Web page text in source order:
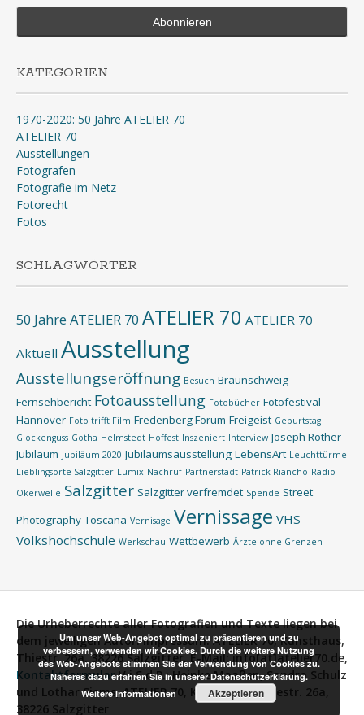
KATEGORIEN
1970-2020: 50 Jahre ATELIER 70
ATELIER 70
Ausstellungen
Fotografen
Fotografie im Netz
Fotorecht
Fotos
SCHLAGWÖRTER
50 Jahre ATELIER 70 ATELIER 70 ATELIER 70
Aktuell Ausstellung
Ausstellungseröffnung Besuch Braunschweig
Fernsehbericht Fotoausstellung Fotobücher Fotofestival
Hannover Foto trifft Film Fredenberg Forum Freigeist Geburtstag
Glockenguss Gotha Helmstedt Hoffest Inszeniert Interview Joseph Röther
Jubiläum Jubiläum 2020 Jubiläumsausstellung LebensArt Leuchttürme
Lieblingsorte Salzgitter Lumix Nachruf Partnerstadt Patrick Riancho Radio
Okerwelle Salzgitter Salzgitter verfremdet Spende Street
Photography Toscana Vernisage Vernissage VHS
Volkshochschule Werkschau Wettbewerb Ärzte ohne Grenzen
Die Urheberrechte aller Fotografien und Texte liegen bei
dem jeweiligen Autor.Impressum: ATELIER 70, Kunsthaus,
Thiestr. 26a, 38226 Salzgitter, E-Mail: info[at]atelier70.de,
Kontaktformular V.i.S.d.P.:Heinke Maaßen, Sandra Schulz
und Lothar Siems, ATELIER 70, Kunsthaus, Thiestr. 26a,
38226 Salzgitter
Um unser Web-Angebot optimal zu präsentieren und zu
verbessern, verwenden wir Cookies. Durch die weitere Nutzung
des Web-Angebots stimmen Sie der Verwendung von Cookies zu.
Näheres dazu erfahren Sie in unserer Datenschutzerklärung.
Weitere Informationen
Akzeptieren